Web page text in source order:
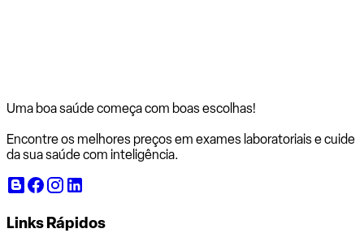
Uma boa saúde começa com boas escolhas!
Encontre os melhores preços em exames laboratoriais e cuide
da sua saúde com inteligência.
Links Rápidos